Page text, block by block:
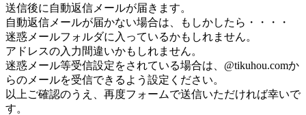
送信後に自動返信メールが届きます。
自動返信メールが届かない場合は、もしかしたら・・・・
迷惑メールフォルダに入っているかもしれません。
アドレスの入力間違いかもしれません。
迷惑メール等受信設定をされている場合は、@tikuhou.comか
らのメールを受信できるよう設定ください。
以上ご確認のうえ、再度フォームで送信いただければ幸いで
す。